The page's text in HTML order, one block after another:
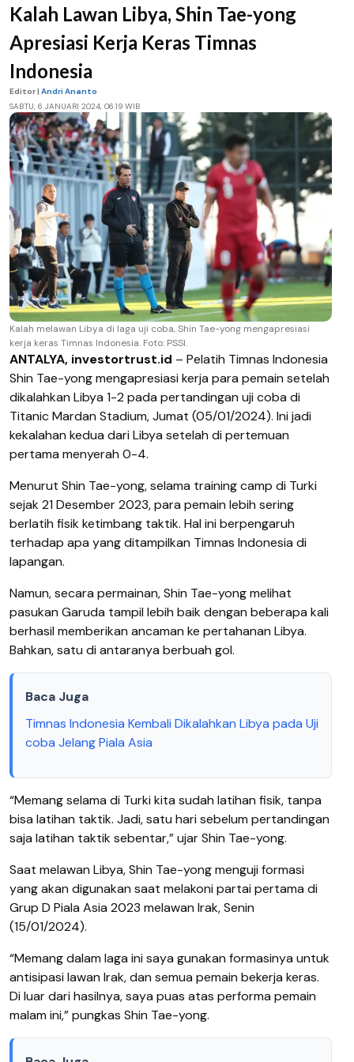
Kalah Lawan Libya, Shin Tae-yong
Apresiasi Kerja Keras Timnas
Indonesia
Editor | Andri Ananto
SABTU, 6 JANUARI 2024, 06.19 WIB
Kalah melawan Libya di laga uji coba, Shin Tae-yong mengapresiasi
kerja keras Timnas Indonesia. Foto: PSSI.
ANTALYA, investortrust.id – Pelatih Timnas Indonesia
Shin Tae-yong mengapresiasi kerja para pemain setelah
dikalahkan Libya 1-2 pada pertandingan uji coba di
Titanic Mardan Stadium, Jumat (05/01/2024). Ini jadi
kekalahan kedua dari Libya setelah di pertemuan
pertama menyerah 0-4.
Menurut Shin Tae-yong, selama training camp di Turki
sejak 21 Desember 2023, para pemain lebih sering
berlatih fisik ketimbang taktik. Hal ini berpengaruh
terhadap apa yang ditampilkan Timnas Indonesia di
lapangan.
Namun, secara permainan, Shin Tae-yong melihat
pasukan Garuda tampil lebih baik dengan beberapa kali
berhasil memberikan ancaman ke pertahanan Libya.
Bahkan, satu di antaranya berbuah gol.
Baca Juga
Timnas Indonesia Kembali Dikalahkan Libya pada Uji
coba Jelang Piala Asia
“Memang selama di Turki kita sudah latihan fisik, tanpa
bisa latihan taktik. Jadi, satu hari sebelum pertandingan
saja latihan taktik sebentar,” ujar Shin Tae-yong.
Saat melawan Libya, Shin Tae-yong menguji formasi
yang akan digunakan saat melakoni partai pertama di
Grup D Piala Asia 2023 melawan Irak, Senin
(15/01/2024).
“Memang dalam laga ini saya gunakan formasinya untuk
antisipasi lawan Irak, dan semua pemain bekerja keras.
Di luar dari hasilnya, saya puas atas performa pemain
malam ini,” pungkas Shin Tae-yong.